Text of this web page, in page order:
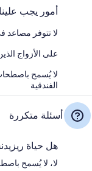
أمور يجب
لا تتوفر مصاعد
على الأزواج
لا يُسمح
الفندقية
أسئلة متكررة
هل حياة
لا، لا يُسمح